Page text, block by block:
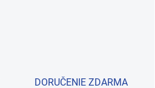
DORUČENIE ZDARMA